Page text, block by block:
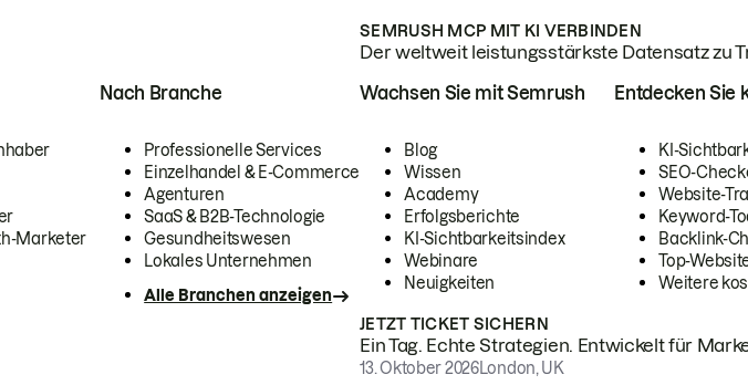
SEMRUSH MCP MIT KI VERBINDEN
Der weltweit leistungsstärkste Datensatz zu
Marketer
Nach Branche
Professionelle Services
Einzelhandel & E-Commerce
Agenturen
SaaS & B2B-Technologie
Gesundheitswesen
Lokales Unternehmen
Alle Branchen anzeigen
Wachsen Sie mit Semrush
Blog
Wissen
Academy
Erfolgsberichte
KI-Sichtbarkeitsindex
Webinare
Neuigkeiten
Entdecken Sie
KI-
SEO-
Website-
Keyword-
Backlink-
Top-
Weitere
JETZT TICKET SICHERN
Ein Tag. Echte Strategien. Entwickelt für
13. Oktober 2026London, UK